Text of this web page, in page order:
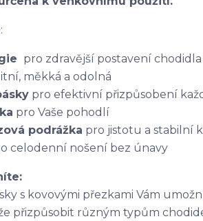
pro zdravější postavení
měkká a odolná
pro efektivní přizpůsobení
pro Vaše pohodlí
podrážka pro jistotu a stabilní
celodenní nošení bez únavy
s kovovými přezkami Vám
přizpůsobit různým typům